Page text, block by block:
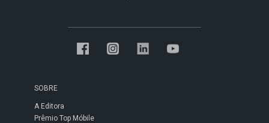
SOBRE
A Editora
Prêmio Top Móbile